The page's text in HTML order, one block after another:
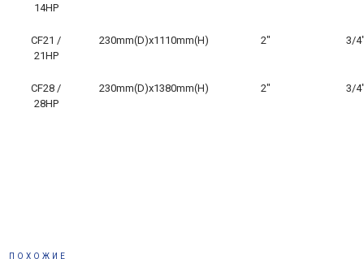
14HP
CF21 /
21HP
230mm(D)x1110mm(H) 2″ 3/
CF28 /
28HP
230mm(D)x1380mm(H) 2″ 3/
ПОХОЖИЕ